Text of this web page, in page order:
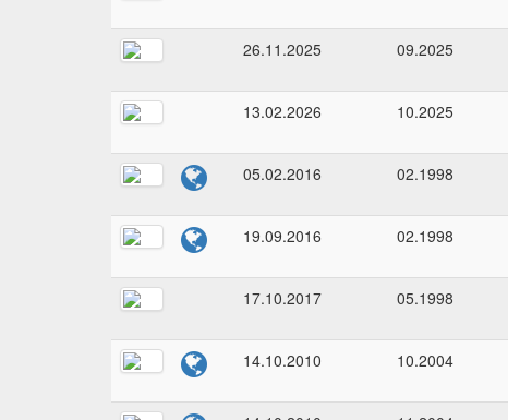
26.11.2025 09.2025
13.02.2026 10.2025
05.02.2016 02.1998
19.09.2016 02.1998
17.10.2017 05.1998
14.10.2010 10.2004